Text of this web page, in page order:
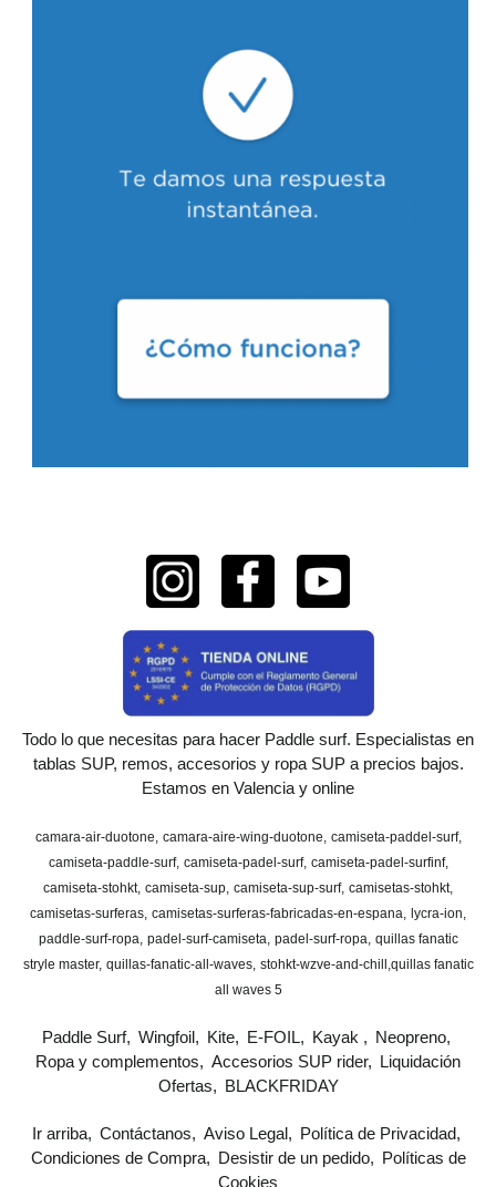
Todo lo que necesitas para hacer Paddle surf. Especialistas en
tablas SUP, remos, accesorios y ropa SUP a precios bajos.
Estamos en Valencia y online
camara-air-duotone camara-aire-wing-duotone camiseta-paddel-surf
camiseta-paddle-surf camiseta-padel-surf camiseta-padel-surfinf
camiseta-stohkt camiseta-sup camiseta-sup-surf camisetas-stohkt
camisetas-surferas camisetas-surferas-fabricadas-en-espana lycra-ion
paddle-surf-ropa padel-surf-camiseta padel-surf-ropa quillas fanatic
stryle master quillas-fanatic-all-waves stohkt-wzve-and-chill ​quillas fanatic
all waves 5
Paddle Surf Wingfoil Kite E-FOIL Kayak
Neopreno
Ropa y complementos
Accesorios SUP rider
Liquidación
Ofertas
BLACKFRIDAY
Ir arriba Contáctanos Aviso Legal
Política de Privacidad
Condiciones de Compra
Desistir de un pedido
Políticas de
Cookies